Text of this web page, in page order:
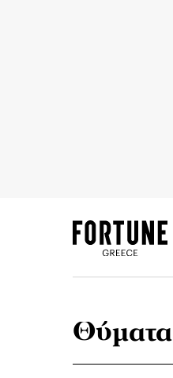
Θύματα